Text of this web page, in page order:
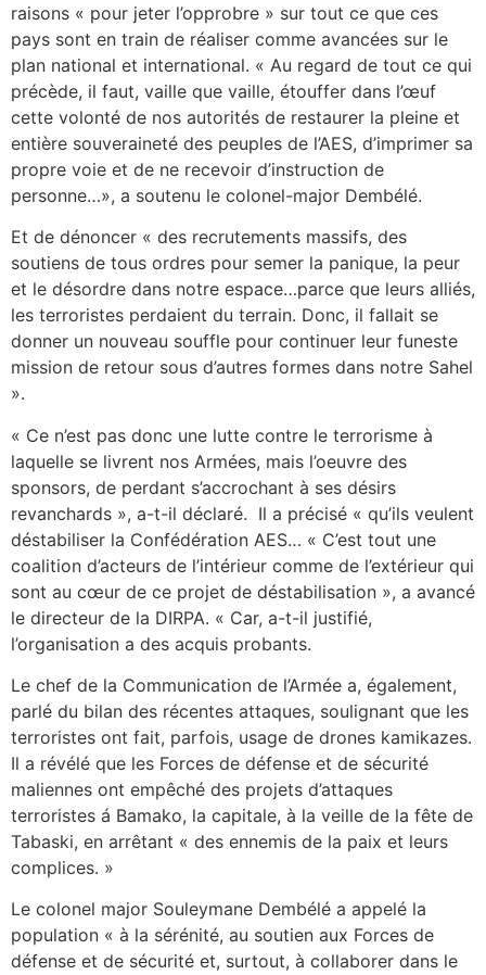
raisons « pour jeter l’opprobre » sur tout ce que ces
pays sont en train de réaliser comme avancées sur le
plan national et international. « Au regard de tout ce qui
précède, il faut, vaille que vaille, étouffer dans l’œuf
cette volonté de nos autorités de restaurer la pleine et
entière souveraineté des peuples de l’AES, d’imprimer sa
propre voie et de ne recevoir d’instruction de
personne…», a soutenu le colonel-major Dembélé.
Et de dénoncer « des recrutements massifs, des
soutiens de tous ordres pour semer la panique, la peur
et le désordre dans notre espace…parce que leurs alliés,
les terroristes perdaient du terrain. Donc, il fallait se
donner un nouveau souffle pour continuer leur funeste
mission de retour sous d’autres formes dans notre Sahel
».
« Ce n’est pas donc une lutte contre le terrorisme à
laquelle se livrent nos Armées, mais l’oeuvre des
sponsors, de perdant s’accrochant à ses désirs
revanchards », a-t-il déclaré. Il a précisé « qu’ils veulent
déstabiliser la Confédération AES… « C’est tout une
coalition d’acteurs de l’intérieur comme de l’extérieur qui
sont au cœur de ce projet de déstabilisation », a avancé
le directeur de la DIRPA. « Car, a-t-il justifié,
l’organisation a des acquis probants.
Le chef de la Communication de l’Armée a, également,
parlé du bilan des récentes attaques, soulignant que les
terroristes ont fait, parfois, usage de drones kamikazes.
Il a révélé que les Forces de défense et de sécurité
maliennes ont empêché des projets d’attaques
terroristes á Bamako, la capitale, à la veille de la fête de
Tabaski, en arrêtant « des ennemis de la paix et leurs
complices. »
Le colonel major Souleymane Dembélé a appelé la
population « à la sérénité, au soutien aux Forces de
défense et de sécurité et, surtout, à collaborer dans le